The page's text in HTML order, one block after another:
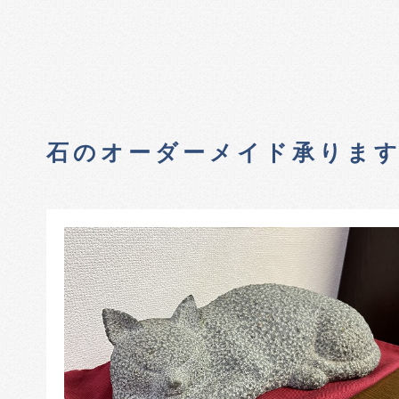
石のオーダーメイド承りま